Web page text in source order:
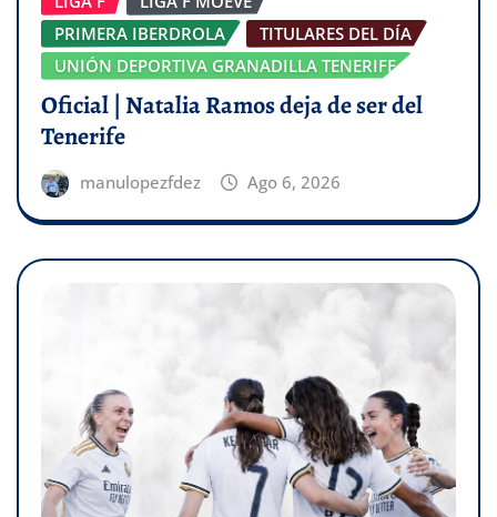
PRIMERA IBERDROLA
TITULARES DEL DÍA
UNIÓN DEPORTIVA GRANADILLA TENERIFE
Oficial | Natalia Ramos deja de ser del
Tenerife
manulopezfdez Ago 6, 2026